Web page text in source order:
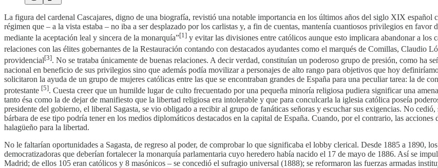
La figura del cardenal Cascajares, digno de una biografía, revistió una notable importancia en los últimos años del siglo XIX
régimen que – a la vista estaba – no iba a ser desplazado por los carlistas y, a fin de cuentas, mantenía cuantiosos privilegios en
mediante la aceptación leal y sincera de la monarquía”[1] y evitar las divisiones entre católicos aunque esto implicara abandonar a los
relaciones con las élites gobernantes de la Restauración contando con destacados ayudantes como el marqués de Comillas, Claudio
providencial[3]. No se trataba únicamente de buenas relaciones. A decir verdad, constituían un poderoso grupo de presión, como ha
nacional en beneficio de sus privilegios sino que además podía movilizar a personajes de alto rango para objetivos que hoy
solicitaron la ayuda de un grupo de mujeres católicas entre las que se encontraban grandes de España para una peculiar tarea: la de
protestante [5]. Cuesta creer que un humilde lugar de culto frecuentado por una pequeña minoría religiosa pudiera significar una
tanto ésa como la de dejar de manifiesto que la libertad religiosa era intolerable y que para conculcarla la iglesia católica poseía
presidente del gobierno, el liberal Sagasta, se vio obligado a recibir al grupo de fanáticas señoras y escuchar sus exigencias. No
bárbara de ese tipo podría tener en los medios diplomáticos destacados en la capital de España. Cuando, por el contrario, las
halagüeño para la libertad.
No le faltarían oportunidades a Sagasta, de regreso al poder, de comprobar lo que significaba el lobby clerical. Desde 1885 a 1890,
democratizadoras que deberían fortalecer la monarquía parlamentaria cuyo heredero había nacido el 17 de mayo de 1886. Así se
Madrid; de ellos 105 eran católicos y 8 masónicos – se concedió el sufragio universal (1888); se reformaron las fuerzas armadas